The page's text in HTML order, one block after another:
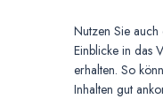
Nutzen Sie auch
Einblicke in das
erhalten. So
Inhalten gut